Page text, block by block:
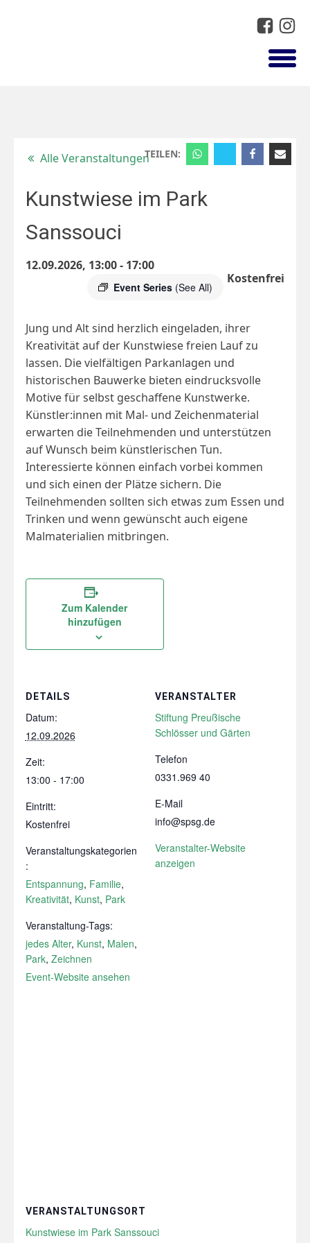
TEILEN:
Alle Veranstaltungen
Kunstwiese im Park
Sanssouci
12.09.2026, 13:00- 17:00
Event Series (See All)
Kostenfrei
Jung und Alt sind herzlich eingeladen, ihrer
Kreativität auf der Kunstwiese freien Lauf zu
lassen. Die vielfältigen Parkanlagen und
historischen Bauwerke bieten eindrucksvolle
Motive für selbst geschaffene Kunstwerke.
Künstler:innen mit Mal- und Zeichenmaterial
erwarten die Teilnehmenden und unterstützen
auf Wunsch beim künstlerischen Tun.
Interessierte können einfach vorbei kommen
und sich einen der Plätze sichern. Die
Teilnehmenden sollten sich etwas zum Essen und
Trinken und wenn gewünscht auch eigene
Malmaterialien mitbringen.
Zum Kalender
hinzufügen
DETAILS
Datum:
12.09.2026
Zeit:
13:00 - 17:00
Eintritt:
Kostenfrei
Veranstaltungskategorien
:
Entspannung, Familie,
Kreativität, Kunst, Park
Veranstaltung-Tags:
jedes Alter, Kunst, Malen,
Park, Zeichnen
Event-Website ansehen
VERANSTALTER
Stiftung Preußische
Schlösser und Gärten
Telefon
0331.969 40
E-Mail
info@spsg.de
Veranstalter-Website
anzeigen
VERANSTALTUNGSORT
Kunstwiese im Park Sanssouci